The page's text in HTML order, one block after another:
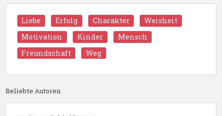
Liebe Erfolg Charakter
Weisheit
Motivation
Kinder
Mensch
Freundschaft
Weg
Beliebte Autoren